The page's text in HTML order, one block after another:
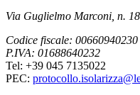
Via Guglielmo Marconi, n.
Codice fiscale: 00660940230
P.IVA: 01688640232
Tel: +39 045 7135022
PEC: